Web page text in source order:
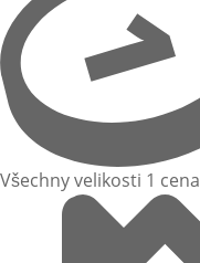
Všechny velikosti 1 cena